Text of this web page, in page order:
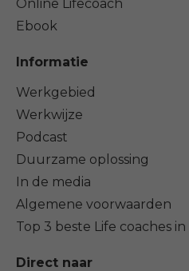
Online Lifecoach
Ebook
Informatie
Werkgebied
Werkwijze
Podcast
Duurzame oplossing
In de media
Algemene voorwaarden
Top 3 beste Life coaches
Direct naar